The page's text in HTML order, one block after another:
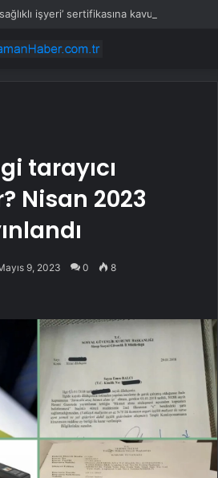
işyeri’ sertifikasına kavuştu
tarayıcı
Nisan 2023
9, 2023 0 8